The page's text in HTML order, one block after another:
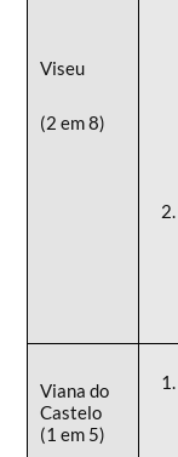
Viseu
(2 em 8)
Viana do
Castelo
(1 em 5)